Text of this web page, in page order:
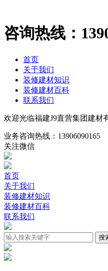
咨询热线：
首页
关于我们
装修建材知识
装修建材百科
联系我们
欢迎光临福建J9直营集团建材
业务咨询热线： 13906090165
关注微信
首页
关于我们
装修建材知识
装修建材百科
联系我们